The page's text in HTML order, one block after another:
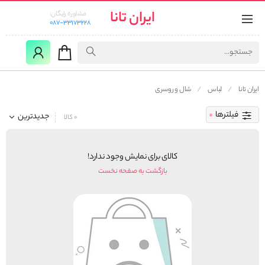
ایران تانا
مشاوره رایگان:
087-33173228
ایران تانا لباس شال و روسری
فیلترها جدیدترین 0 کالا
کالای برای نمایش وجود ندارد!
بازگشت به صفحه نخست